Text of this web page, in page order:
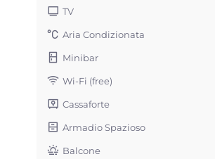
TV
Aria Condizionata
Minibar
Wi-Fi (free)
Cassaforte
Armadio Spazioso
Balcone